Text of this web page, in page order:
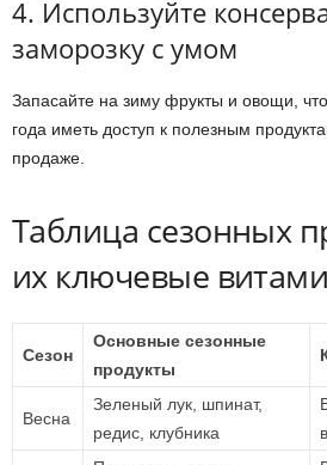
4. Используйте
заморозку с умом
Запасайте на зиму фрукты и овощи,
года иметь доступ к полезным
продаже.
Таблица сезонных
их ключевые
Сезон
Основные сезонные
продукты
Весна
Зеленый лук, шпинат,
редис, клубника